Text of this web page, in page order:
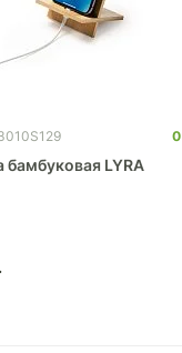
0
бамбуковая LYRA